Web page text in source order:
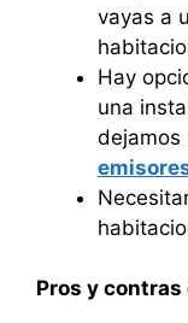
vayas a
Hay
una
dejamos
Pros y